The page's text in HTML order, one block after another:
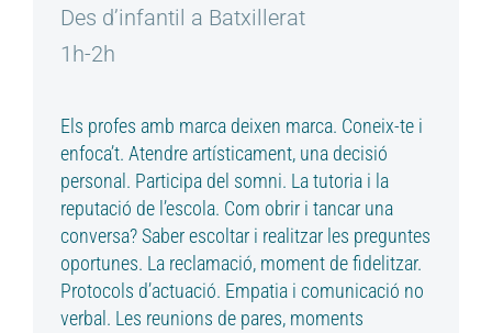
Des d’infantil a Batxillerat
1h-2h
Els profes amb marca deixen marca. Coneix-te i
enfoca’t. Atendre artísticament, una decisió
personal. Participa del somni. La tutoria i la
reputació de l’escola. Com obrir i tancar una
conversa? Saber escoltar i realitzar les preguntes
oportunes. La reclamació, moment de fidelitzar.
Protocols d’actuació. Empatia i comunicació no
verbal. Les reunions de pares, moments